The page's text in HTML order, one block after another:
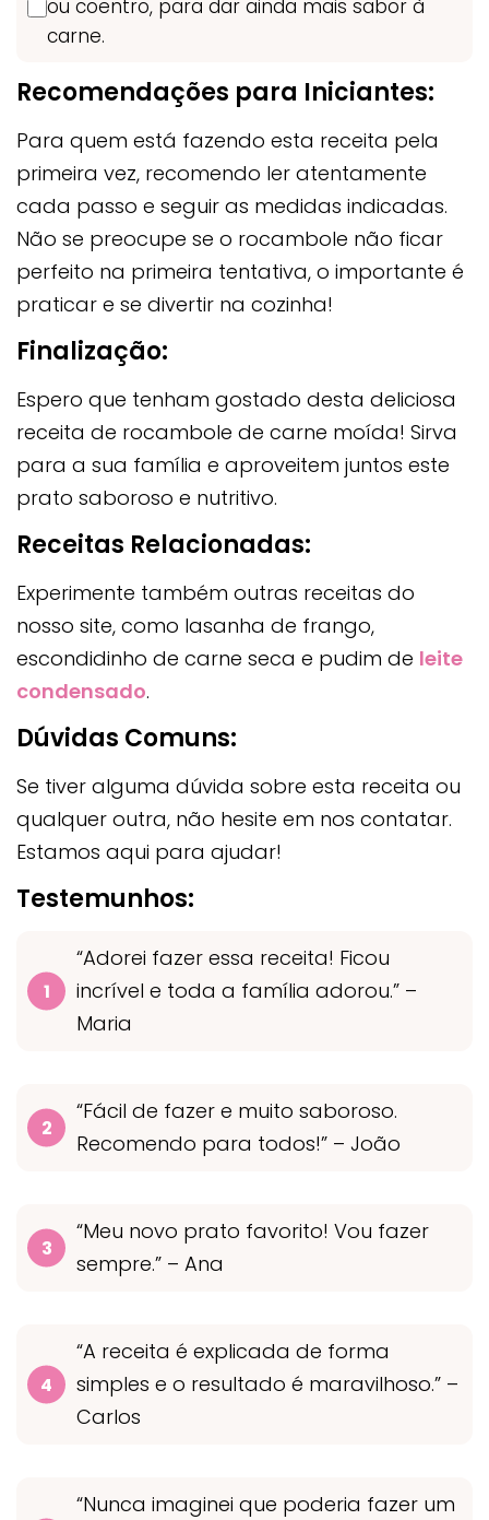
ou coentro, para dar ainda mais sabor à
carne.
Recomendações para Iniciantes:
Para quem está fazendo esta receita pela
primeira vez, recomendo ler atentamente
cada passo e seguir as medidas indicadas.
Não se preocupe se o rocambole não ficar
perfeito na primeira tentativa, o importante é
praticar e se divertir na cozinha!
Finalização:
Espero que tenham gostado desta deliciosa
receita de rocambole de carne moída! Sirva
para a sua família e aproveitem juntos este
prato saboroso e nutritivo.
Receitas Relacionadas:
Experimente também outras receitas do
nosso site, como lasanha de frango,
escondidinho de carne seca e pudim de leite
condensado.
Dúvidas Comuns:
Se tiver alguma dúvida sobre esta receita ou
qualquer outra, não hesite em nos contatar.
Estamos aqui para ajudar!
Testemunhos:
“Adorei fazer essa receita! Ficou
incrível e toda a família adorou.” –
Maria
“Fácil de fazer e muito saboroso.
Recomendo para todos!” – João
“Meu novo prato favorito! Vou fazer
sempre.” – Ana
“A receita é explicada de forma
simples e o resultado é maravilhoso.” –
Carlos
“Nunca imaginei que poderia fazer um